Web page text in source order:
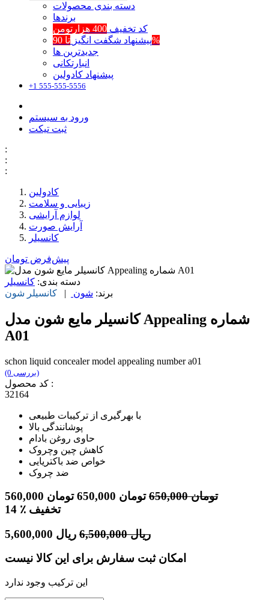
دسته بندی محصولات
برند‌ها
کد تخفیف 400 هزارتومن
پیشنهاد شگفت انگیزتا 90%
جدیدترین ها
انبارتکانی
پیشنهاد کادولین
+1 555-555-5556
ورود به سیستم
ثبت تیکت
:
:
:
کادولین
زیبایی و سلامت
لوازم آرایشی
آرایش صورت
کانسیلر
پیش‌فرض تومان
دسته بندی: کانسیلر
برند: شون | کانسیلر شون
کانسيلر مايع شون مدل Appealing شماره
A01
schon liquid concealer model appealing number a01
(0 بررسی)
کد محصول :
32164
با بهرگیری از ترکیبات طبیعی
پوشانندگی بالا
حاوی روغن بادام
کاهش چین وچروک
خواص ضد باکتریایی
ضد چروک
560,000 تومان 650,000تومان 650,000 تومان
14
٪ تخفیف
5,600,000 ریال 6,500,000 ریال
امکان ثبت سفارش برای این کالا نیست
این ترکیب وجود ندارد